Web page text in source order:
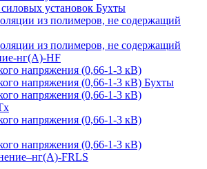
установок Бухты
из полимеров, не содержащий
из полимеров, не содержащий
нг(А)-HF
напряжения (0,66-1-3 кВ)
напряжения (0,66-1-3 кВ) Бухты
напряжения (0,66-1-3 кВ)
напряжения (0,66-1-3 кВ)
напряжения (0,66-1-3 кВ)
FRLS